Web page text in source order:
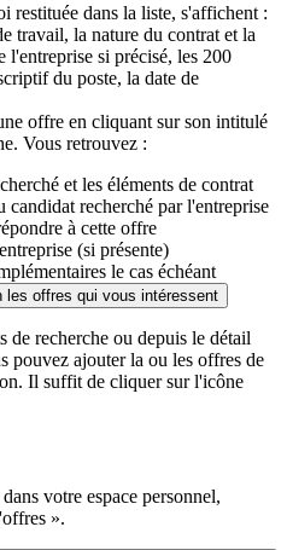
restituée dans la liste, s'affichent :
travail, la nature du contrat et la
l'entreprise si précisé, les 200
du poste, la date de
offre en cliquant sur son intitulé
Vous retrouvez :
et les éléments de contrat
recherché par l'entreprise
à cette offre
(si présente)
le cas échéant
les offres qui vous intéressent
de recherche ou depuis le détail
pouvez ajouter la ou les offres de
Il suffit de cliquer sur l'icône
votre espace personnel,
».